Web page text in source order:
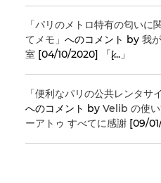
「パリのメトロ特有の匂いに
てメモ」 へのコメント by 我
室 [04/10/2020] 「[̷...」
「便利なパリの公共レンタサ
へのコメント by Velib の使
ーアトゥ すべてに感謝[09/01/